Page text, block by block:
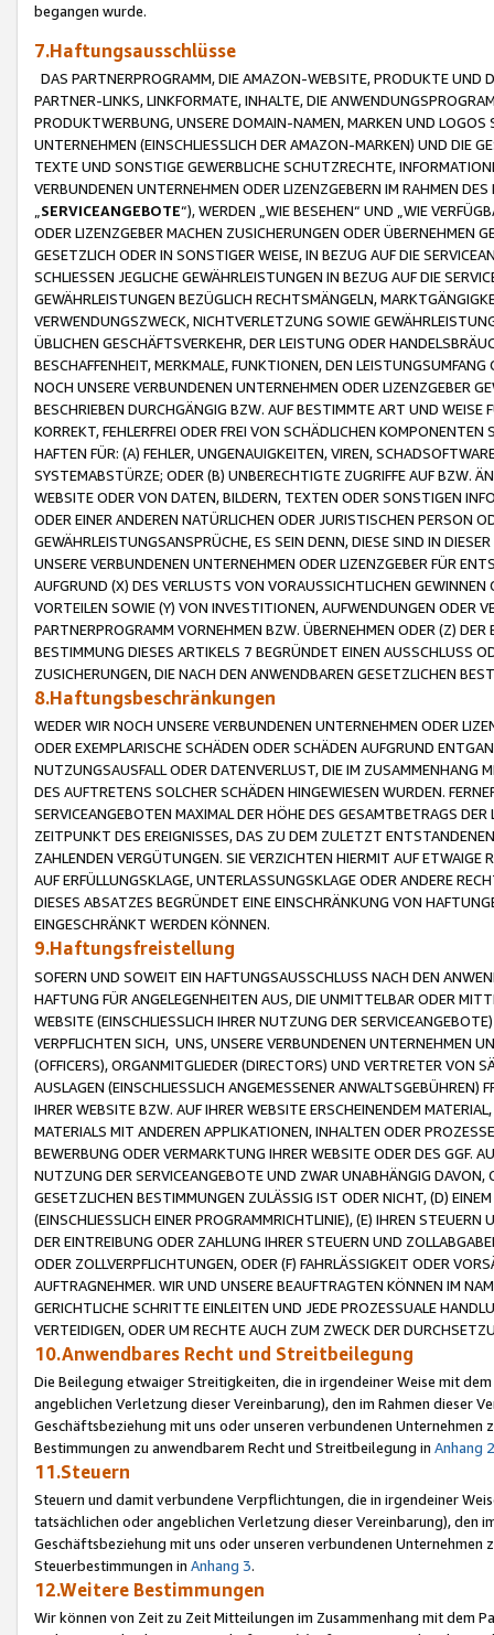
begangen wurde.
7.Haftungsausschlüsse
DAS PARTNERPROGRAMM, DIE AMAZON-WEBSITE, PRODUKTE UND
PARTNER-LINKS, LINKFORMATE, INHALTE, DIE
PRODUKTWERBUNG, UNSERE DOMAIN-NAMEN, MARKEN UND
UNTERNEHMEN (EINSCHLIESSLICH DER AMAZON-MARKEN) UND DIE
TEXTE UND SONSTIGE GEWERBLICHE SCHUTZRECHTE,
VERBUNDENEN UNTERNEHMEN ODER LIZENZGEBERN IM RAHMEN
SERVICEANGEBOTE“), WERDEN „WIE BESEHEN“ UND „WIE
ODER LIZENZGEBER MACHEN ZUSICHERUNGEN ODER ÜBERNEHMEN
GESETZLICH ODER IN SONSTIGER WEISE, IN BEZUG AUF DIE
SCHLIESSEN JEGLICHE GEWÄHRLEISTUNGEN IN BEZUG AUF DIE
GEWÄHRLEISTUNGEN BEZÜGLICH RECHTSMÄNGELN,
VERWENDUNGSZWECK, NICHTVERLETZUNG SOWIE
ÜBLICHEN GESCHÄFTSVERKEHR, DER LEISTUNG ODER
BESCHAFFENHEIT, MERKMALE, FUNKTIONEN, DEN
NOCH UNSERE VERBUNDENEN UNTERNEHMEN ODER LIZENZGEBER
BESCHRIEBEN DURCHGÄNGIG BZW. AUF BESTIMMTE ART UND
KORREKT, FEHLERFREI ODER FREI VON SCHÄDLICHEN
HAFTEN FÜR: (A) FEHLER, UNGENAUIGKEITEN, VIREN,
SYSTEMABSTÜRZE; ODER (B) UNBERECHTIGTE ZUGRIFFE AUF BZW.
WEBSITE ODER VON DATEN, BILDERN, TEXTEN ODER SONSTIGEN
ODER EINER ANDEREN NATÜRLICHEN ODER JURISTISCHEN PERSON
GEWÄHRLEISTUNGSANSPRÜCHE, ES SEIN DENN, DIESE SIND IN
UNSERE VERBUNDENEN UNTERNEHMEN ODER LIZENZGEBER FÜR
AUFGRUND (X) DES VERLUSTS VON VORAUSSICHTLICHEN
VORTEILEN SOWIE (Y) VON INVESTITIONEN, AUFWENDUNGEN ODER
PARTNERPROGRAMM VORNEHMEN BZW. ÜBERNEHMEN ODER (Z)
BESTIMMUNG DIESES ARTIKELS 7 BEGRÜNDET EINEN AUSSCHLUSS
ZUSICHERUNGEN, DIE NACH DEN ANWENDBAREN GESETZLICHEN
8.Haftungsbeschränkungen
WEDER WIR NOCH UNSERE VERBUNDENEN UNTERNEHMEN ODER
ODER EXEMPLARISCHE SCHÄDEN ODER SCHÄDEN AUFGRUND
NUTZUNGSAUSFALL ODER DATENVERLUST, DIE IM ZUSAMMENHANG
DES AUFTRETENS SOLCHER SCHÄDEN HINGEWIESEN WURDEN.
SERVICEANGEBOTEN MAXIMAL DER HÖHE DES GESAMTBETRAGS
ZEITPUNKT DES EREIGNISSES, DAS ZU DEM ZULETZT
ZAHLENDEN VERGÜTUNGEN. SIE VERZICHTEN HIERMIT AUF
AUF ERFÜLLUNGSKLAGE, UNTERLASSUNGSKLAGE ODER ANDERE
DIESES ABSATZES BEGRÜNDET EINE EINSCHRÄNKUNG VON
EINGESCHRÄNKT WERDEN KÖNNEN.
9.Haftungsfreistellung
SOFERN UND SOWEIT EIN HAFTUNGSAUSSCHLUSS NACH DEN
HAFTUNG FÜR ANGELEGENHEITEN AUS, DIE UNMITTELBAR ODER
WEBSITE (EINSCHLIESSLICH IHRER NUTZUNG DER
VERPFLICHTEN SICH, UNS, UNSERE VERBUNDENEN UNTERNEHMEN
(OFFICERS), ORGANMITGLIEDER (DIRECTORS) UND VERTRETER VON
AUSLAGEN (EINSCHLIESSLICH ANGEMESSENER
IHRER WEBSITE BZW. AUF IHRER WEBSITE ERSCHEINENDEM
MATERIALS MIT ANDEREN APPLIKATIONEN, INHALTEN ODER
BEWERBUNG ODER VERMARKTUNG IHRER WEBSITE ODER DES GGF.
NUTZUNG DER SERVICEANGEBOTE UND ZWAR UNABHÄNGIG
GESETZLICHEN BESTIMMUNGEN ZULÄSSIG IST ODER NICHT, (D)
(EINSCHLIESSLICH EINER PROGRAMMRICHTLINIE), (E) IHREN
DER EINTREIBUNG ODER ZAHLUNG IHRER STEUERN UND
ODER ZOLLVERPFLICHTUNGEN, ODER (F) FAHRLÄSSIGKEIT ODER
AUFTRAGNEHMER. WIR UND UNSERE BEAUFTRAGTEN KÖNNEN IM
GERICHTLICHE SCHRITTE EINLEITEN UND JEDE PROZESSUALE
VERTEIDIGEN, ODER UM RECHTE AUCH ZUM ZWECK DER
10.Anwendbares Recht und Streitbeilegung
Die Beilegung etwaiger Streitigkeiten, die in irgendeiner Weise mit
angeblichen Verletzung dieser Vereinbarung), den im Rahmen dieser
Geschäftsbeziehung mit uns oder unseren verbundenen
Bestimmungen zu anwendbarem Recht und Streitbeilegung in Anhang 2
11.Steuern
Steuern und damit verbundene Verpflichtungen, die in irgendeiner
tatsächlichen oder angeblichen Verletzung dieser Vereinbarung), den
Geschäftsbeziehung mit uns oder unseren verbundenen
Steuerbestimmungen in Anhang 3.
12.Weitere Bestimmungen
Wir können von Zeit zu Zeit Mitteilungen im Zusammenhang mit dem